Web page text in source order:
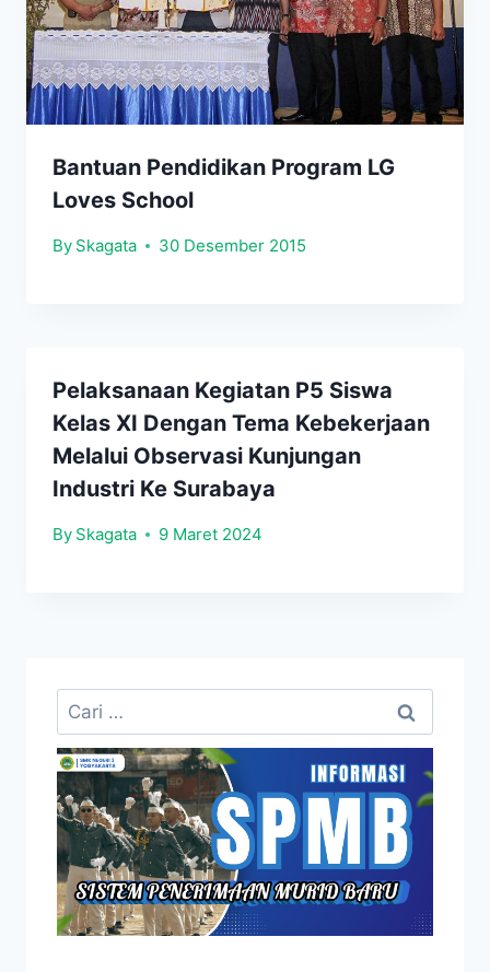
Bantuan Pendidikan Program LG
Loves School
By Skagata 30 Desember 2015
Pelaksanaan Kegiatan P5 Siswa
Kelas XI Dengan Tema Kebekerjaan
Melalui Observasi Kunjungan
Industri Ke Surabaya
By Skagata 9 Maret 2024
Cari
untuk: